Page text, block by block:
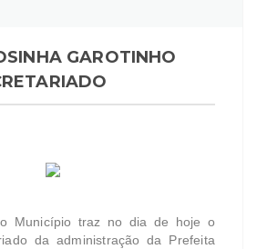
GAROTINHO
Município traz no dia de hoje o
da administração da Prefeita